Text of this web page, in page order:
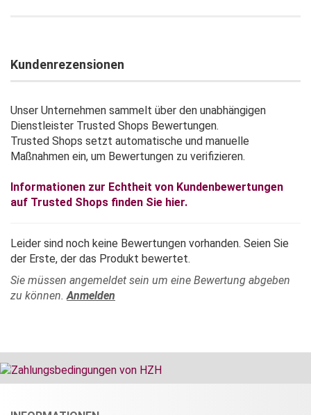
Kundenrezensionen
Unser Unternehmen sammelt über den unabhängigen
Dienstleister Trusted Shops Bewertungen.
Trusted Shops setzt automatische und manuelle
Maßnahmen ein, um Bewertungen zu verifizieren.
Informationen zur Echtheit von Kundenbewertungen
auf Trusted Shops finden Sie hier.
Leider sind noch keine Bewertungen vorhanden. Seien Sie
der Erste, der das Produkt bewertet.
Sie müssen angemeldet sein um eine Bewertung abgeben
zu können. Anmelden